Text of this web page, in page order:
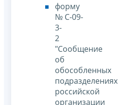
форму
№ С-09-
3-
2
"Сообщение
об
обособленных
подразделениях
российской
организации